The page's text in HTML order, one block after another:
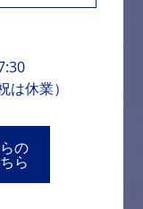
休業）
の
ら